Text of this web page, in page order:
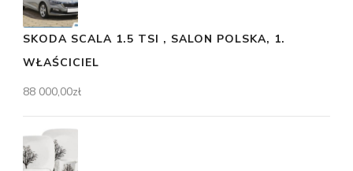
SKODA SCALA 1.5 TSI , SALON POLSKA, 1.
WŁAŚCICIEL
88 000,00zł